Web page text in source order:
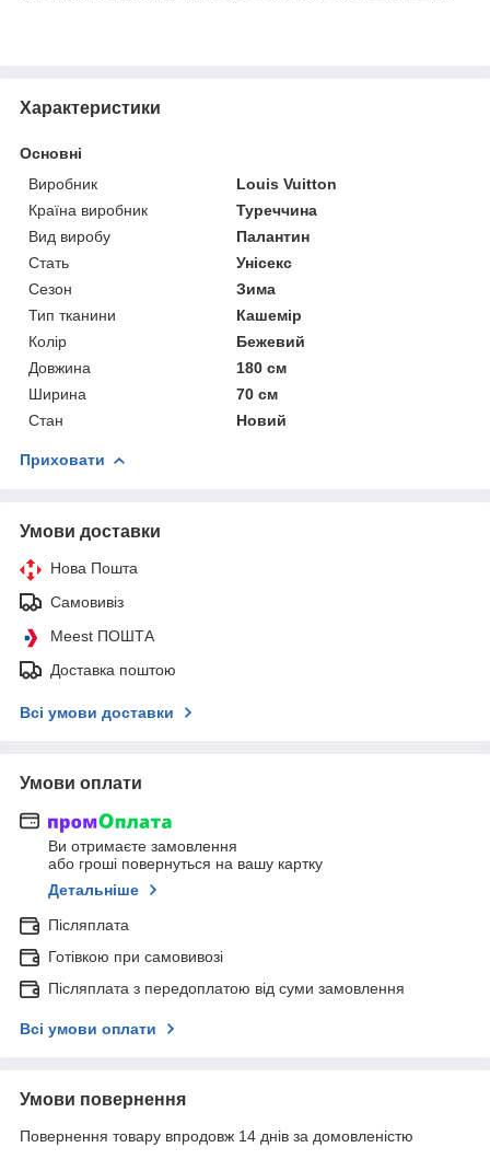
Характеристики
Основні
Виробник
Louis Vuitton
Країна виробник
Туреччина
Вид виробу
Палантин
Стать
Унісекс
Сезон
Зима
Тип тканини
Кашемір
Колір
Бежевий
Довжина
180 см
Ширина
70 см
Стан
Новий
Приховати
Умови доставки
Нова Пошта
Самовивіз
Meest ПОШТА
Доставка поштою
Всі умови доставки
Умови оплати
Ви отримаєте замовлення
або гроші повернуться на вашу картку
Детальніше
Післяплата
Готівкою при самовивозі
Післяплата з передоплатою від суми замовлення
Всі умови оплати
Умови повернення
Повернення товару впродовж 14 днів за домовленістю